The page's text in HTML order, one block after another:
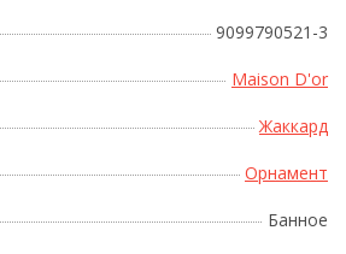
9099790521-3
Maison D'or
Жаккард
Орнамент
Банное